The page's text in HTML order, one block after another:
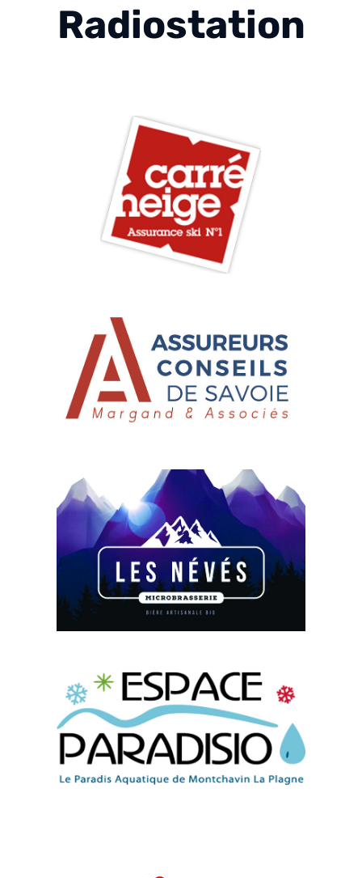
Radiostation